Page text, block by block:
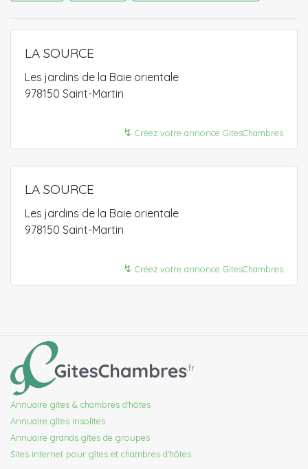
LA SOURCE
Les jardins de la Baie orientale
978150 Saint-Martin
↯ Créez votre annonce GitesChambres
LA SOURCE
Les jardins de la Baie orientale
978150 Saint-Martin
↯ Créez votre annonce GitesChambres
Annuaire gîtes & chambres d'hôtes
Annuaire gîtes insolites
Annuaire grands gîtes de groupes
Sites internet pour gîtes et chambres d'hôtes